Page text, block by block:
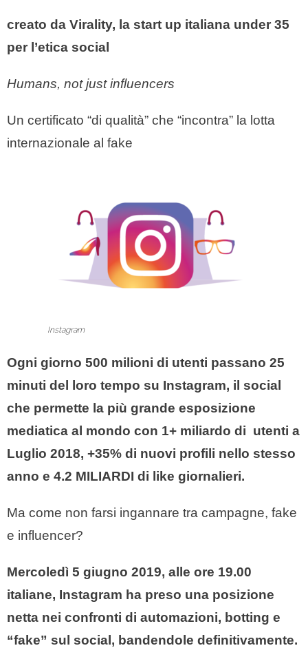
creato da Virality, la start up italiana under 35
per l’etica social
Humans, not just influencers
Un certificato “di qualità” che “incontra” la lotta
internazionale al fake
Instagram
Ogni giorno 500 milioni di utenti passano 25
minuti del loro tempo su Instagram, il social
che permette la più grande esposizione
mediatica al mondo con 1+ miliardo di utenti a
Luglio 2018, +35% di nuovi profili nello stesso
anno e 4.2 MILIARDI di like giornalieri.
Ma come non farsi ingannare tra campagne, fake
e influencer?
Mercoledì 5 giugno 2019, alle ore 19.00
italiane, Instagram ha preso una posizione
netta nei confronti di automazioni, botting e
“fake” sul social, bandendole definitivamente.